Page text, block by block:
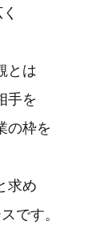
とは
手を
の枠を
求め
です。